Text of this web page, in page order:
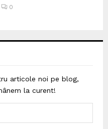
0
articole noi pe blog,
la curent!